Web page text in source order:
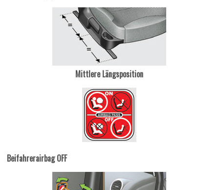
Mittlere Längsposition
Beifahrerairbag OFF